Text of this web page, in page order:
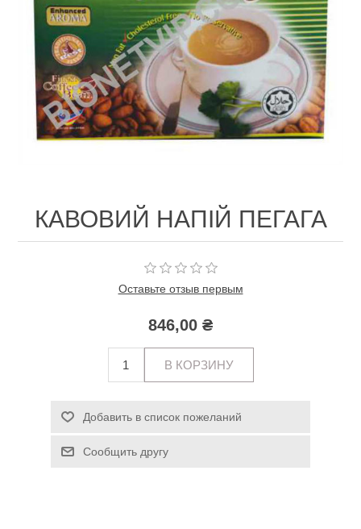
КАВОВИЙ НАПІЙ ПЕГАГА
Оставьте отзыв первым
846,00 ₴